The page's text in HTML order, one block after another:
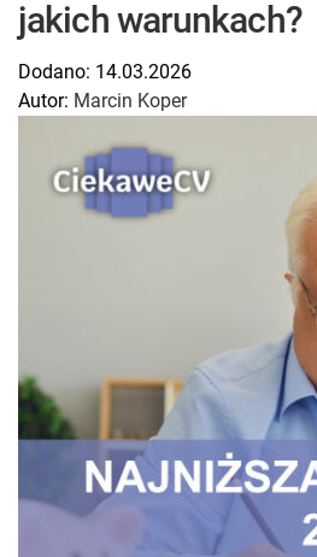
jakich warunkach?
Dodano: 14.03.2026
Autor: Marcin Koper